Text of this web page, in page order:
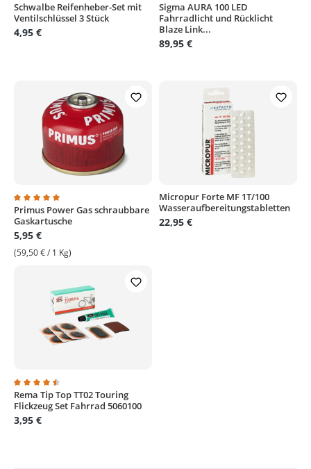
Durchschnittliche Bewertung von 5 von 5 Sternen
Schwalbe Reifenheber-Set mit
Ventilschlüssel 3 Stück
4,95 €
Durchschnittliche Bewertung
Sigma AURA 100 LED
Fahrradlicht und Rücklicht
Blaze Link...
89,95 €
Durchschnittliche Bewertung von 5 von 5 Sternen
Primus Power Gas schraubbare
Gaskartusche
5,95 €
(59,50 € / 1 Kg)
Micropur Forte MF 1T/100
Wasseraufbereitungstabletten
22,95 €
Durchschnittliche Bewertung von 4.5 von 5 Sternen
Rema Tip Top TT02 Touring
Flickzeug Set Fahrrad 5060100
3,95 €